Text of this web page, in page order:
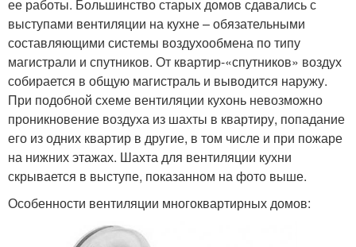
ее работы. Большинство старых домов сдавались с
выступами вентиляции на кухне – обязательными
составляющими системы воздухообмена по типу
магистрали и спутников. От квартир-«спутников» воздух
собирается в общую магистраль и выводится наружу.
При подобной схеме вентиляции кухонь невозможно
проникновение воздуха из шахты в квартиру, попадание
его из одних квартир в другие, в том числе и при пожаре
на нижних этажах. Шахта для вентиляции кухни
скрывается в выступе, показанном на фото выше.
Особенности вентиляции многоквартирных домов: